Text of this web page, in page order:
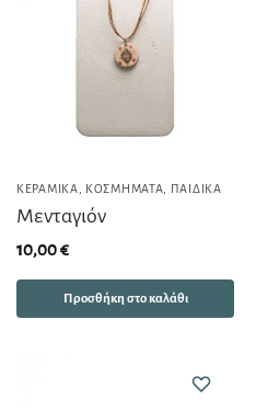
ΚΕΡΑΜΙΚΆ ΚΟΣΜΉΜΑΤΑ ΠΑΙΔΙΚΆ
Μενταγιόν
10,00€
Προσθήκη στο καλάθι